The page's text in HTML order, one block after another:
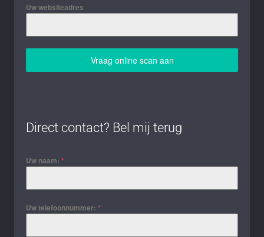
Uw websiteadres
Vraag online scan aan
Direct contact? Bel mij terug
Uw naam: *
Uw telefoonnummer: *